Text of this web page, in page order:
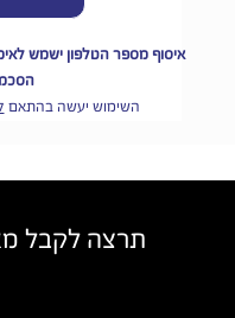
איסוף מספר הטלפון ישמש
השימוש יעשה בהתאם
תרצה לקבל